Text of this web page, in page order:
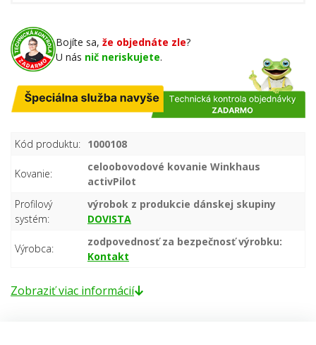
Bojíte sa, že objednáte zle?
U nás nič neriskujete.
Kód produktu: 1000108
Kovanie:
celoobovodové kovanie Winkhaus
activPilot
Profilový
systém:
výrobok z produkcie dánskej skupiny
DOVISTA
Výrobca:
zodpovednosť za bezpečnosť výrobku:
Kontakt
Zobraziť viac informácií